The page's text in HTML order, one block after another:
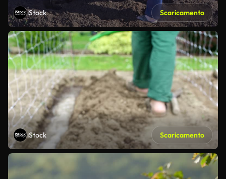
iStock Scaricamento
iStock Scaricamento